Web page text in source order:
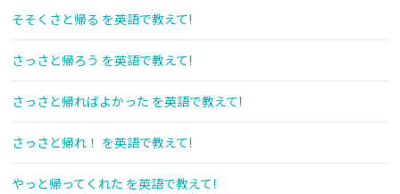
そそくさと帰る を英語で教えて!
さっさと帰ろう を英語で教えて!
さっさと帰ればよかった を英語で教えて!
さっさと帰れ！ を英語で教えて!
やっと帰ってくれた を英語で教えて!